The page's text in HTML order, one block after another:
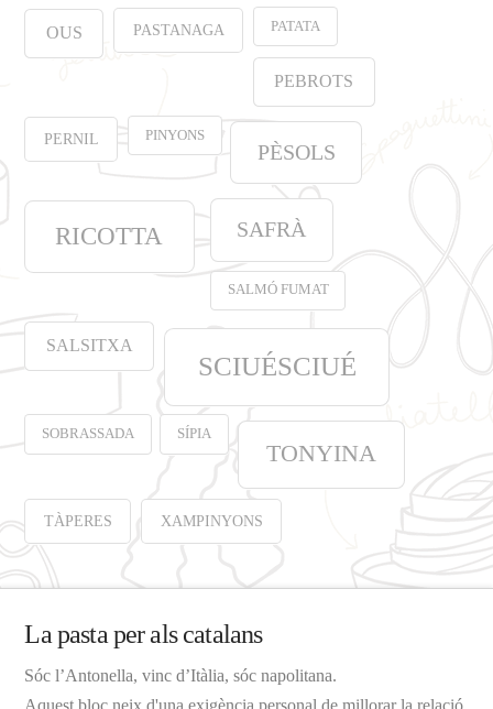
OUS PASTANAGA PATATA
PEBROTS
PERNIL PINYONS
PÈSOLS
RICOTTA SAFRÀ
SALMÓ FUMAT
SALSITXA
SCIUÉSCIUÉ
SOBRASSADA SÍPIA
TONYINA
TÀPERES XAMPINYONS
La pasta per als catalans
Sóc l’Antonella, vinc d’Itàlia, sóc napolitana.
Aquest bloc neix d'una exigència personal de millorar la relació